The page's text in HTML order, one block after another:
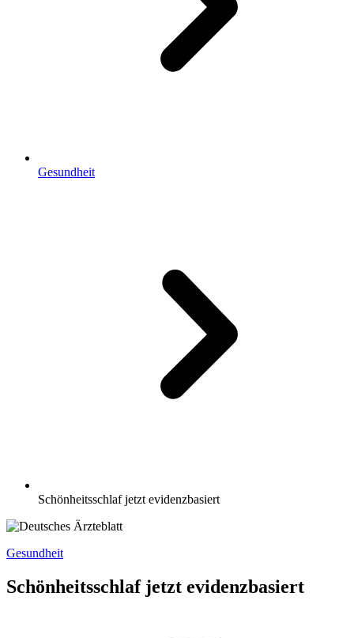
Gesundheit
Schönheitsschlaf jetzt evidenzbasiert
Gesundheit
Schönheitsschlaf jetzt evidenzbasiert